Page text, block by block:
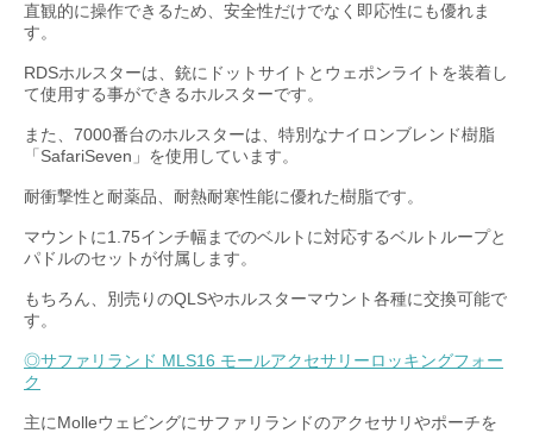
直観的に操作できるため、安全性だけでなく即応性にも優れま
す。
RDSホルスターは、銃にドットサイトとウェポンライトを装着し
て使用する事ができるホルスターです。
また、7000番台のホルスターは、特別なナイロンブレンド樹脂
「SafariSeven」を使用しています。
耐衝撃性と耐薬品、耐熱耐寒性能に優れた樹脂です。
マウントに1.75インチ幅までのベルトに対応するベルトループと
パドルのセットが付属します。
もちろん、別売りのQLSやホルスターマウント各種に交換可能で
す。
◎サファリランド MLS16 モールアクセサリーロッキングフォー
ク
主にMolleウェビングにサファリランドのアクセサリやポーチを